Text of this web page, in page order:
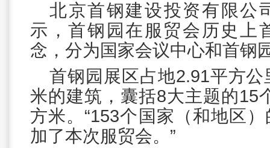
北京首钢建设投资有限公
示，首钢园在服贸会历史上
念，分为国家会议中心和首钢
首钢园展区占地2.91平方
米的建筑，囊括8大主题的15
方米。“153个国家（和地区
加了本次服贸会。”